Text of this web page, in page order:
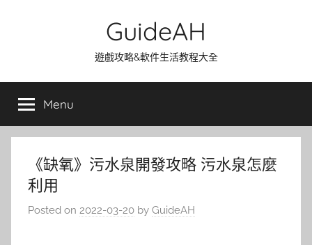
GuideAH
遊戲攻略&軟件生活教程大全
Menu
《缺氧》污水泉開發攻略 污水泉怎麼
利用
Posted on 2022-03-20 by GuideAH